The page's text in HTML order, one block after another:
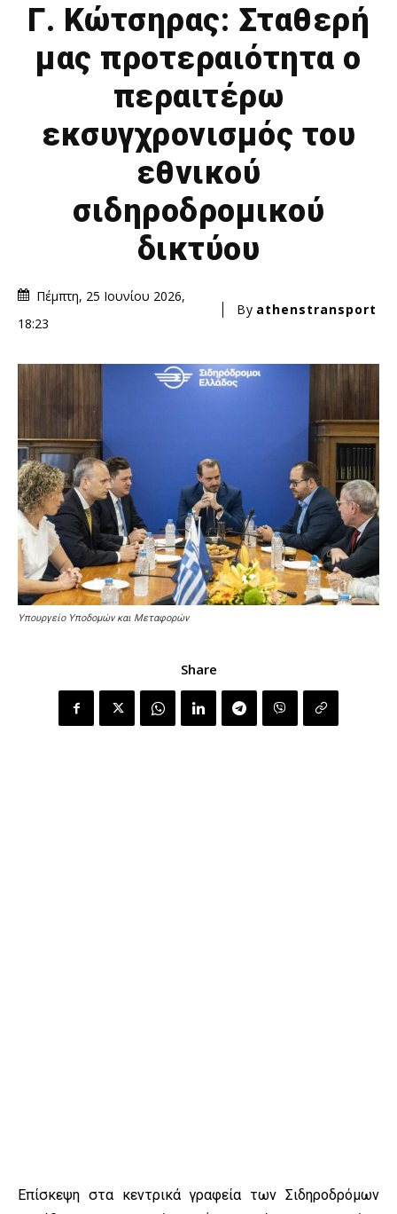
Γ. Κώτσηρας: Σταθερή
μας προτεραιότητα ο
περαιτέρω
εκσυγχρονισμός του
εθνικού
σιδηροδρομικού
δικτύου
Πέμπτη, 25 Ιουνίου 2026,
18:23
By athenstransport
Υπουργείο Υποδομών και Μεταφορών
Share
Επίσκεψη στα κεντρικά γραφεία των Σιδηροδρόμων